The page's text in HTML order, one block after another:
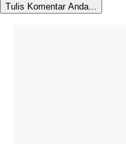
Tulis Komentar Anda...